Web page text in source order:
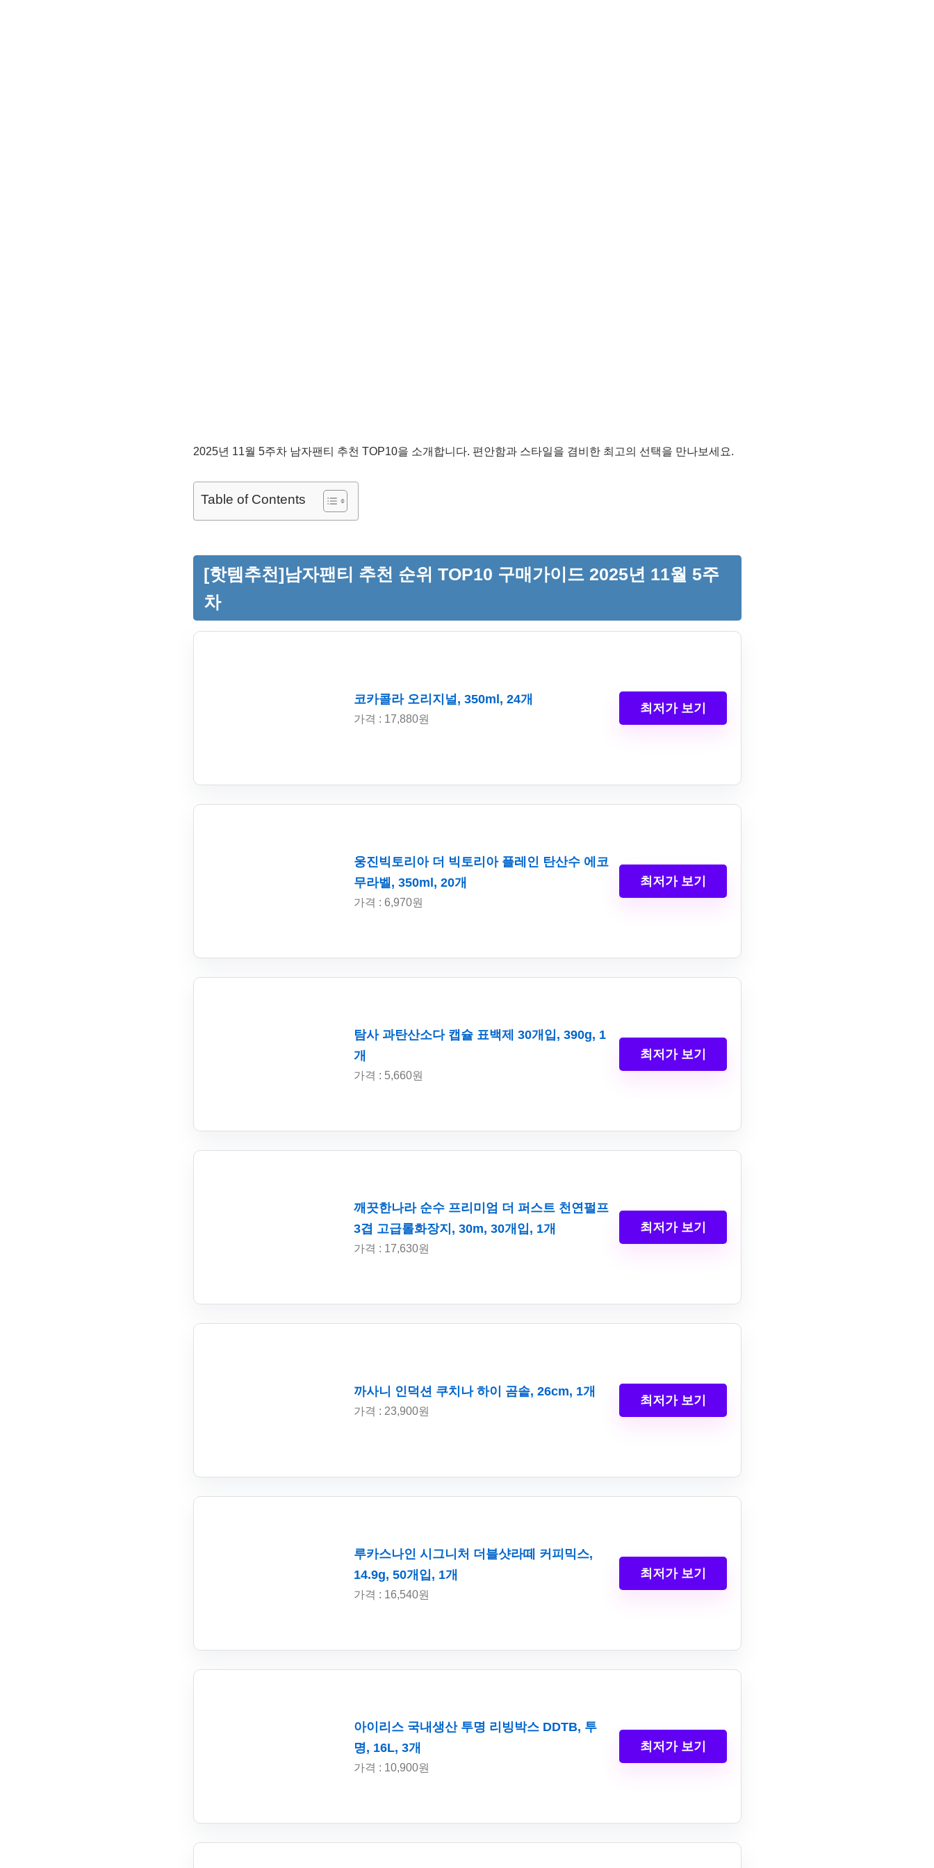
2025년 11월 5주차 남자팬티 추천 TOP10을 소개합니다. 편안함과 스타일을 겸비한 최고의 선택을 만나보세요.
Table of Contents
[핫템추천]남자팬티 추천 순위 TOP10 구매가이드 2025년 11월 5주
차
코카콜라 오리지널, 350ml, 24개
가격 : 17,880원
최저가 보기
웅진빅토리아 더 빅토리아 플레인 탄산수 에코
무라벨, 350ml, 20개
가격 : 6,970원
최저가 보기
탐사 과탄산소다 캡슐 표백제 30개입, 390g, 1
개
가격 : 5,660원
최저가 보기
깨끗한나라 순수 프리미엄 더 퍼스트 천연펄프
3겹 고급롤화장지, 30m, 30개입, 1개
가격 : 17,630원
최저가 보기
까사니 인덕션 쿠치나 하이 곰솥, 26cm, 1개
가격 : 23,900원
최저가 보기
루카스나인 시그니처 더블샷라떼 커피믹스,
14.9g, 50개입, 1개
가격 : 16,540원
최저가 보기
아이리스 국내생산 투명 리빙박스 DDTB, 투
명, 16L, 3개
가격 : 10,900원
최저가 보기